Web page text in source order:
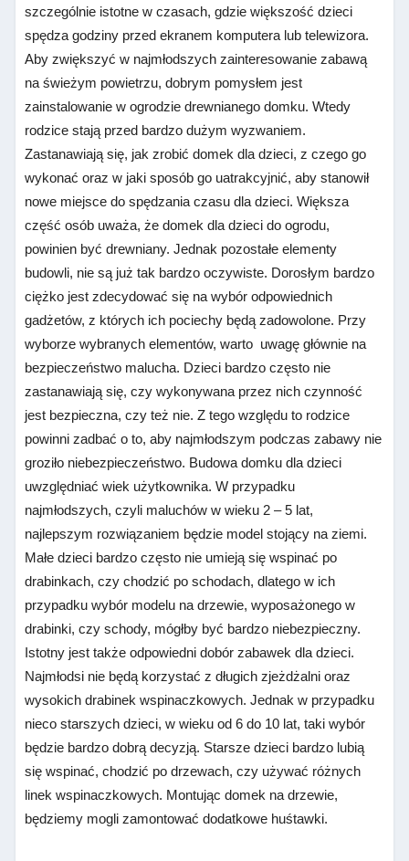
szczególnie istotne w czasach, gdzie większość dzieci
spędza godziny przed ekranem komputera lub telewizora.
Aby zwiększyć w najmłodszych zainteresowanie zabawą
na świeżym powietrzu, dobrym pomysłem jest
zainstalowanie w ogrodzie drewnianego domku. Wtedy
rodzice stają przed bardzo dużym wyzwaniem.
Zastanawiają się, jak zrobić domek dla dzieci, z czego go
wykonać oraz w jaki sposób go uatrakcyjnić, aby stanowił
nowe miejsce do spędzania czasu dla dzieci. Większa
część osób uważa, że domek dla dzieci do ogrodu,
powinien być drewniany. Jednak pozostałe elementy
budowli, nie są już tak bardzo oczywiste. Dorosłym bardzo
ciężko jest zdecydować się na wybór odpowiednich
gadżetów, z których ich pociechy będą zadowolone. Przy
wyborze wybranych elementów, warto uwagę głównie na
bezpieczeństwo malucha. Dzieci bardzo często nie
zastanawiają się, czy wykonywana przez nich czynność
jest bezpieczna, czy też nie. Z tego względu to rodzice
powinni zadbać o to, aby najmłodszym podczas zabawy nie
groziło niebezpieczeństwo. Budowa domku dla dzieci
uwzględniać wiek użytkownika. W przypadku
najmłodszych, czyli maluchów w wieku 2 – 5 lat,
najlepszym rozwiązaniem będzie model stojący na ziemi.
Małe dzieci bardzo często nie umieją się wspinać po
drabinkach, czy chodzić po schodach, dlatego w ich
przypadku wybór modelu na drzewie, wyposażonego w
drabinki, czy schody, mógłby być bardzo niebezpieczny.
Istotny jest także odpowiedni dobór zabawek dla dzieci.
Najmłodsi nie będą korzystać z długich zjeżdżalni oraz
wysokich drabinek wspinaczkowych. Jednak w przypadku
nieco starszych dzieci, w wieku od 6 do 10 lat, taki wybór
będzie bardzo dobrą decyzją. Starsze dzieci bardzo lubią
się wspinać, chodzić po drzewach, czy używać różnych
linek wspinaczkowych. Montując domek na drzewie,
będziemy mogli zamontować dodatkowe huśtawki.